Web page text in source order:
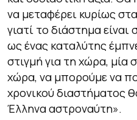
να μεταφέρει κυρίως
γιατί το διάστημα είναι
ως ένας καταλύτης
στιγμή για τη χώρα, μία
χώρα, να μπορούμε να
χρονικού διαστήματος
Έλληνα αστροναύτη».